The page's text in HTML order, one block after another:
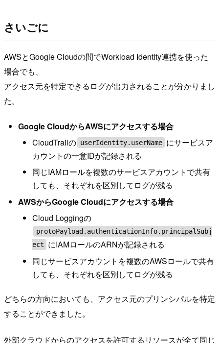
さいごに
AWSとGoogle Cloudの間でWorkload Identity連携を使った
場合でも、
アクセス元を特定できるログが出力されることが分かりまし
た。
Google CloudからAWSにアクセスする場合
CloudTrailの userIdentity.userName にサービスア
カウントの一意IDが記録される
同じIAMロールを複数のサービスアカウントで共有
しても、それぞれを区別してログが残る
AWSからGoogle Cloudにアクセスする場合
Cloud Loggingの
protoPayload.authenticationInfo.principalSubj
ect
にIAMロールのARNが記録される
同じサービスアカウントを複数のAWSロールで共有
しても、それぞれを区別してログが残る
どちらの方向においても、アクセス元のプリンシパルを特定
することができました。
外部クラウドからのアクセスを許可するリソースが全て同じ